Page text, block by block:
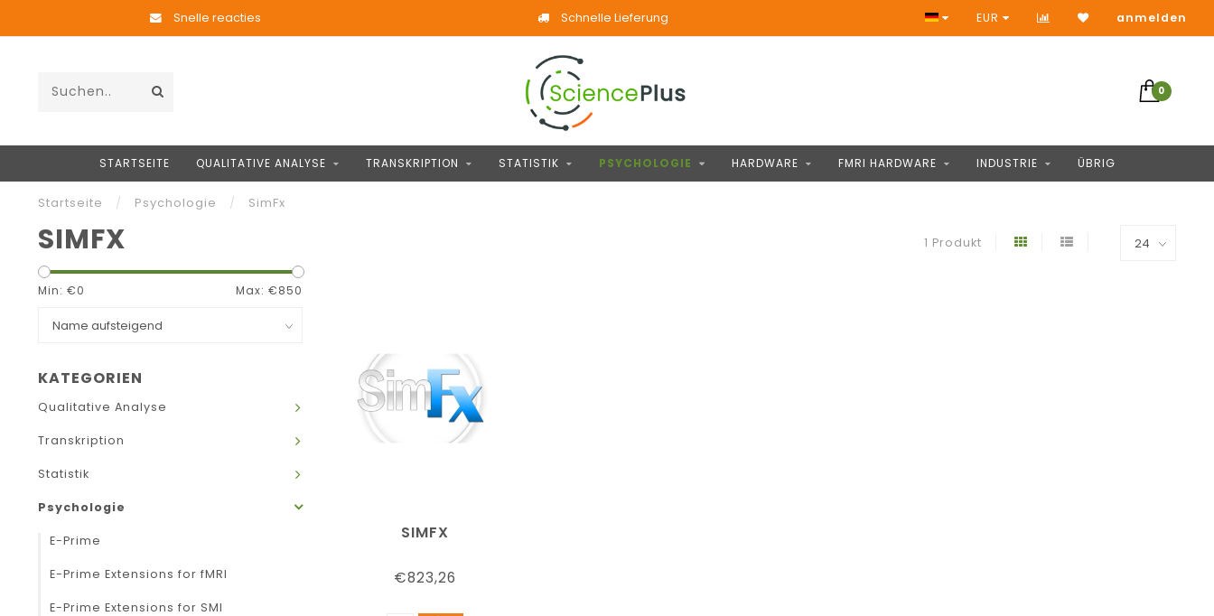
Snelle reacties Schnelle Lieferung Keine Vorauszahlung
EUR anmelden
0
STARTSEITE QUALITATIVE ANALYSE TRANSKRIPTION STATISTIK PSYCHOLOGIE HARDWARE FMRI HARDWARE INDUSTRIE ÜBRIG
Startseite / Psychologie / SimFx
SIMFX 1 Produkt
Min: €0 Max: €850
KATEGORIEN
Qualitative Analyse
Transkription
Statistik
Psychologie
E-Prime
E-Prime Extensions for fMRI
E-Prime Extensions for SMI
SIMFX
€823,26